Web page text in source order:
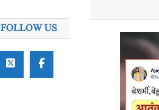
FOLLOW US